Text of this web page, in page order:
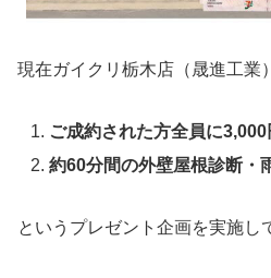
現在ガイクリ栃木店（晟進工業
ご成約された方全員に
約60分間の外壁屋根診断・
というプレゼント企画を実施し